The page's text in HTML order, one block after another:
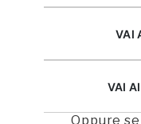
VAI
VAI
Oppure